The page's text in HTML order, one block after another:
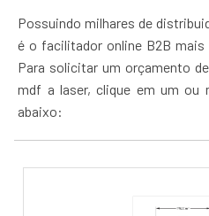
Possuindo milhares de
é o facilitador online B2B
Para solicitar um orçamento
mdf a laser, clique em um ou
abaixo: